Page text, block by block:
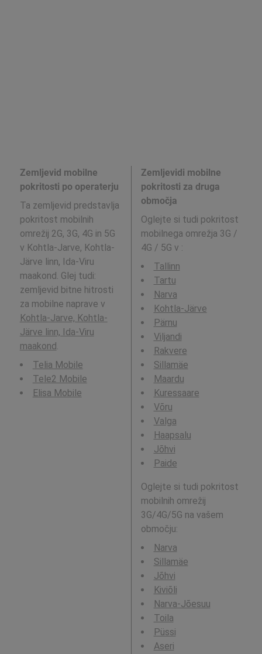
Zemljevid mobilne
pokritosti po operaterju
Ta zemljevid predstavlja
pokritost mobilnih
omrežij 2G, 3G, 4G in 5G
v Kohtla-Jarve, Kohtla-
Järve linn, Ida-Viru
maakond. Glej tudi:
zemljevid bitne hitrosti
za mobilne naprave v
Kohtla-Jarve, Kohtla-
Järve linn, Ida-Viru
maakond
Telia Mobile
Tele2 Mobile
Elisa Mobile
Zemljevidi mobilne
pokritosti za druga
območja
Oglejte si tudi pokritost
mobilnega omrežja 3G /
4G / 5G v :
Tallinn
Tartu
Narva
Kohtla-Järve
Pärnu
Viljandi
Rakvere
Sillamäe
Maardu
Kuressaare
Võru
Valga
Haapsalu
Jõhvi
Paide
Oglejte si tudi pokritost
mobilnih omrežij
3G/4G/5G na vašem
območju:
Narva
Sillamäe
Jõhvi
Kiviõli
Narva-Jõesuu
Toila
Püssi
Aseri